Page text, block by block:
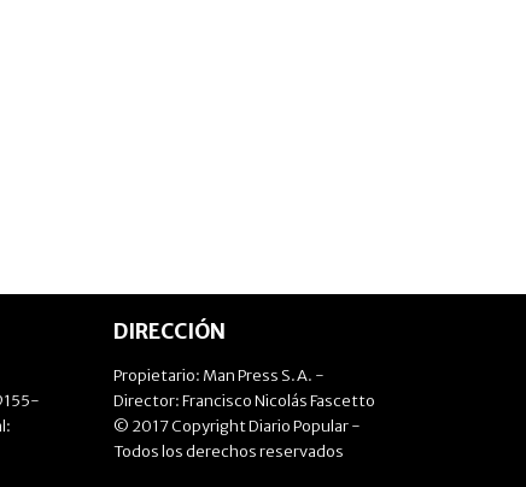
DIRECCIÓN
Propietario: Man Press S.A. -
Director: Francisco Nicolás Fascetto
© 2017 Copyright Diario Popular -
Todos los derechos reservados